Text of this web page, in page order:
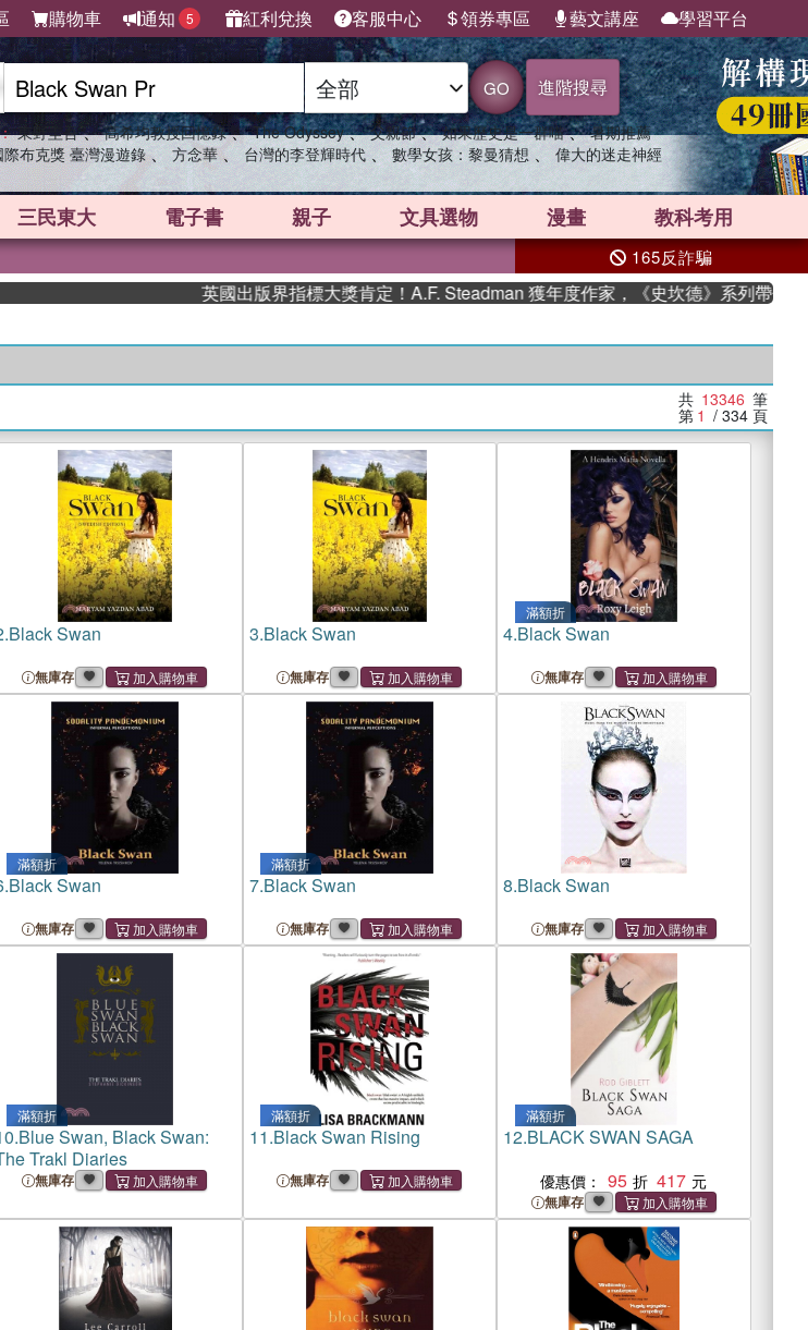
購物車 通知 5 紅利兌換 客服中心 領券專區 藝文講座 學習平台
GO 進階搜尋
東野圭吾 、 高希均教授回憶錄 、 The Odyssey 、 父親節 、 如果歷史是一群喵 、 暑期推薦
際布克獎 臺灣漫遊錄 、 方念華 、 台灣的李登輝時代 、 數學女孩：黎曼猜想 、 偉大的迷走神經
三民東大 電子書 親子 文具選物 漫畫 教科考用
165反詐騙
英國出版界指標大獎肯定！A.F. Steadman 獲年度作家，《史坎德》系列帶你踏上熱血奇
共 13346 筆
第 1 / 334 頁
Black Swan
無庫存
3.Black Swan
無庫存
滿額折
4.Black Swan
無庫存
滿額折
Black Swan
無庫存
滿額折
7.Black Swan
無庫存
8.Black Swan
無庫存
滿額折
Blue Swan, Black Swan:
Trakl Diaries
無庫存
滿額折
11.Black Swan Rising
無庫存
滿額折
12.BLACK SWAN SAGA
優惠價： 95 417
無庫存